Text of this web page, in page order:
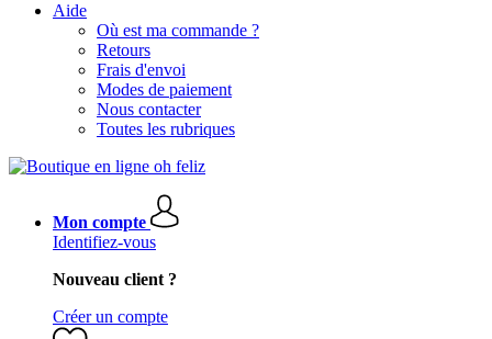
Aide
Où est ma commande ?
Retours
Frais d'envoi
Modes de paiement
Nous contacter
Toutes les rubriques
Mon compte
Identifiez-vous
Nouveau client ?
Créer un compte